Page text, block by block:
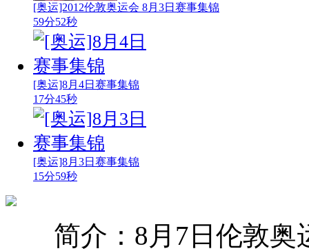
[奥运]2012伦敦奥运会 8月3日赛事集锦
59分52秒
[奥运]8月4日赛事集锦
17分45秒
[奥运]8月3日赛事集锦
15分59秒
简介：8月7日伦敦奥